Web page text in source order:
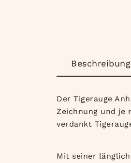
Beschreibung
Der Tigerauge
Zeichnung und je
verdankt
Mit seiner